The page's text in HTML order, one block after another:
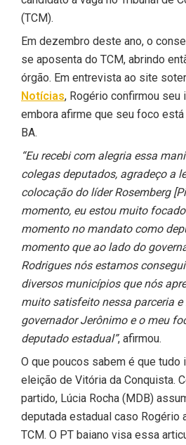
(TCM).
Em dezembro deste ano, o
se aposenta do TCM, abrindo
órgão. Em entrevista ao site
Notícias, Rogério confirmou seu
embora afirme que seu foco está
BA.
“Eu recebi com alegria essa
colegas deputados, agradeço a
colocação do líder Rosemberg
momento, eu estou muito
momento no mandato como
momento que ao lado do
Rodrigues nós estamos
diversos municípios que nós
muito satisfeito nessa parceria
governador Jerônimo e o meu
deputado estadual”, afirmou.
O que poucos sabem é que tudo
eleição de Vitória da Conquista.
partido, Lúcia Rocha (MDB)
deputada estadual caso Rogério
TCM. O PT baiano visa essa